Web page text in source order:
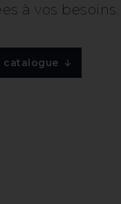
à vos besoins.
catalogue